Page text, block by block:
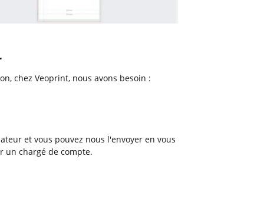
chez Veoprint, nous avons besoin :
et vous pouvez nous l'envoyer en vous
un chargé de compte.